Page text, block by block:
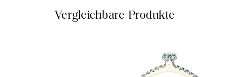
Vergleichbare Produkte